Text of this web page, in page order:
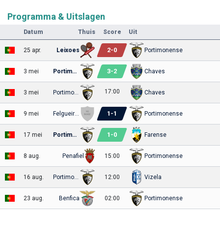
Programma & Uitslagen
Datum Thuis Score Uit
25 apr. Leixoes 2-0 Portimonense
3 mei Portimonense 3-2 Chaves
3 mei Portimonense 17:00 Chaves
9 mei Felgueiras 1932 1 -1 Portimonense
17 mei Portimonense 1 -0 Farense
8 aug. Penafiel 15:00 Portimonense
16 aug. Portimonense 12:00 Vizela
23 aug. Benfica 02:00 Portimonense